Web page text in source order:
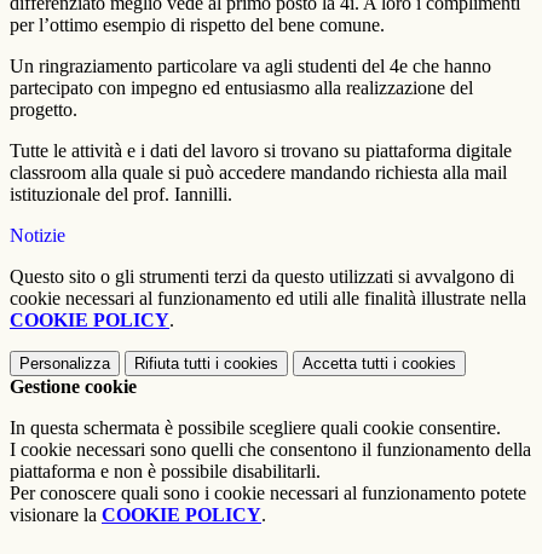
per l’ottimo esempio di rispetto del bene comune.
Un ringraziamento particolare va agli studenti del 4e che hanno
partecipato con impegno ed entusiasmo alla realizzazione del
progetto.
Tutte le attività e i dati del lavoro si trovano su piattaforma digitale
classroom alla quale si può accedere mandando richiesta alla mail
istituzionale del prof. Iannilli.
Notizie
Questo sito o gli strumenti terzi da questo utilizzati si avvalgono di
cookie necessari al funzionamento ed utili alle finalità illustrate nella
COOKIE POLICY.
Personalizza Rifiuta tutti i cookies Accetta tutti i cookies
Gestione cookie
In questa schermata è possibile scegliere quali cookie consentire.
I cookie necessari sono quelli che consentono il funzionamento della
piattaforma e non è possibile disabilitarli.
Per conoscere quali sono i cookie necessari al funzionamento potete
visionare la COOKIE POLICY.